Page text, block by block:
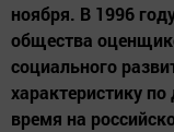
ноября. В 1996
общества
социального
характеристику
время на